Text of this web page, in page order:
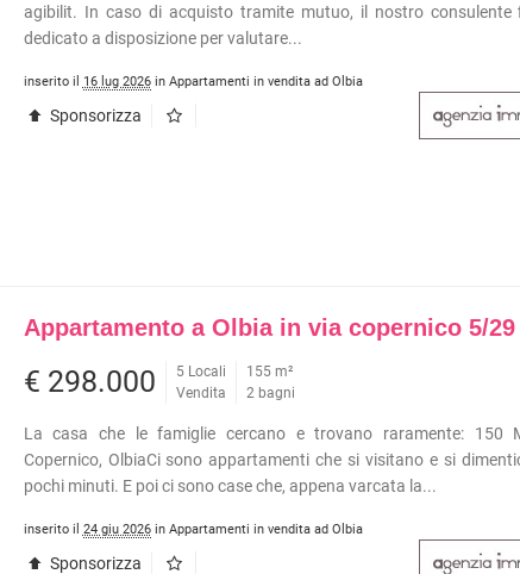
agibilit. In caso di acquisto tramite mutuo, il nostro consulente
dedicato a disposizione per valutare...
inserito il 16 lug 2026in Appartamenti in vendita ad Olbia
Sponsorizza
Appartamento a Olbia in via copernico 5/29
€ 298.000
5 Locali
Vendita
155 m²
2 bagni
La casa che le famiglie cercano e trovano raramente: 150
Copernico, OlbiaCi sono appartamenti che si visitano e si
pochi minuti. E poi ci sono case che, appena varcata la...
inserito il 24 giu 2026in Appartamenti in vendita ad Olbia
Sponsorizza